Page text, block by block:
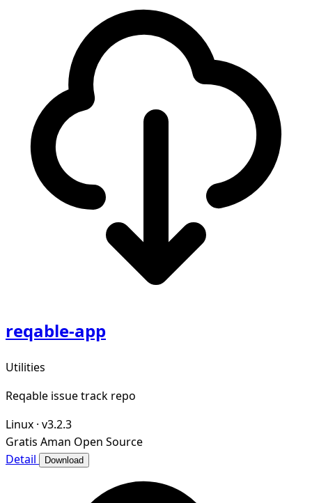
reqable-app
Utilities
Reqable issue track repo
Linux · v3.2.3
Gratis Aman Open Source
Detail
Download